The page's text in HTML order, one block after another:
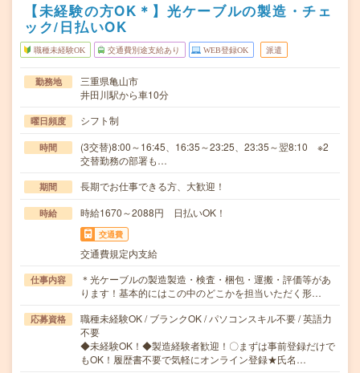
【未経験の方OK＊】光ケーブルの製造・チェ
ック/日払いOK
職種未経験OK 交通費別途支給あり WEB登録OK 派遣
勤務地
三重県亀山市
井田川駅から車10分
曜日頻度 シフト制
時間
(3交替)8:00～16:45、16:35～23:25、23:35～翌8:10 ※2
交替勤務の部署も…
期間 長期でお仕事できる方、大歓迎！
時給 時給1670～2088円 日払いOK！
交通費
交通費規定内支給
仕事内容
＊光ケーブルの製造製造・検査・梱包・運搬・評価等があ
ります！基本的にはこの中のどこかを担当いただく形…
応募資格
職種未経験OK / ブランクOK / パソコンスキル不要 / 英語力
不要
◆未経験OK！◆製造経験者歓迎！〇まずは事前登録だけで
もOK！履歴書不要で気軽にオンライン登録★氏名…